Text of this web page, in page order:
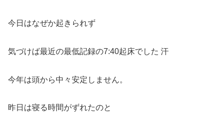
今日はなぜか起きられず
気づけば最近の最低記録の7:40起床でした 汗
今年は頭から中々安定しません。
昨日は寝る時間がずれたのと